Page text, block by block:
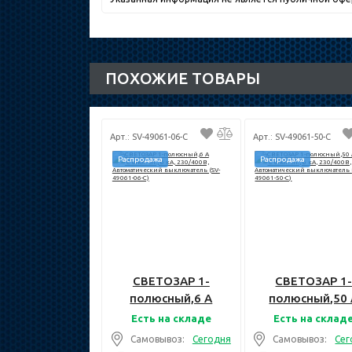
ПОХОЖИЕ ТОВАРЫ
Арт.: SV-49061-06-C
Распродажа
СВЕТОЗАР 1-
полюсный,6 A
"C"откл. сп., 6 кА,
230/400В,
Есть на складе
Самовывоз:
Сегодня
Арт.: SV-49061-50-C
Распродажа
СВЕТОЗАР 1-
полюсный,50
"C"откл. сп., 6
230/400В,
Есть на
Самовывоз: